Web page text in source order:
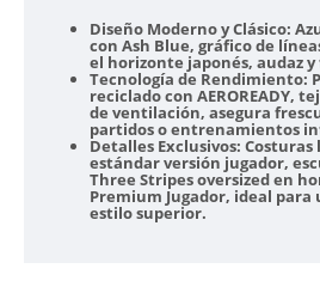
Diseño Moderno y Clásico:
con Ash Blue, gráfico de
el horizonte japonés, audaz
Tecnología de Rendimiento:
reciclado con AEROREADY,
de ventilación, asegura
partidos o entrenamientos
Detalles Exclusivos: Costuras
estándar versión jugador,
Three Stripes oversized en
Premium Jugador, ideal
estilo superior.